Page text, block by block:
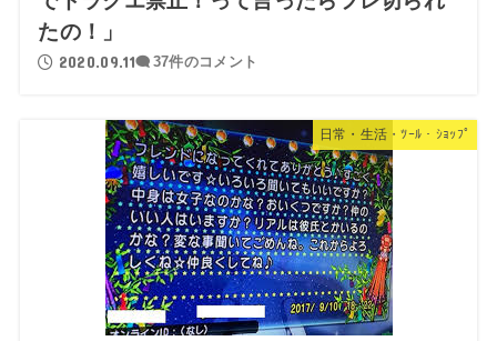
たの！」
2020.09.11 37件のコメント
日常・生活・ﾂｰﾙ・ｼｮｯﾌﾟ